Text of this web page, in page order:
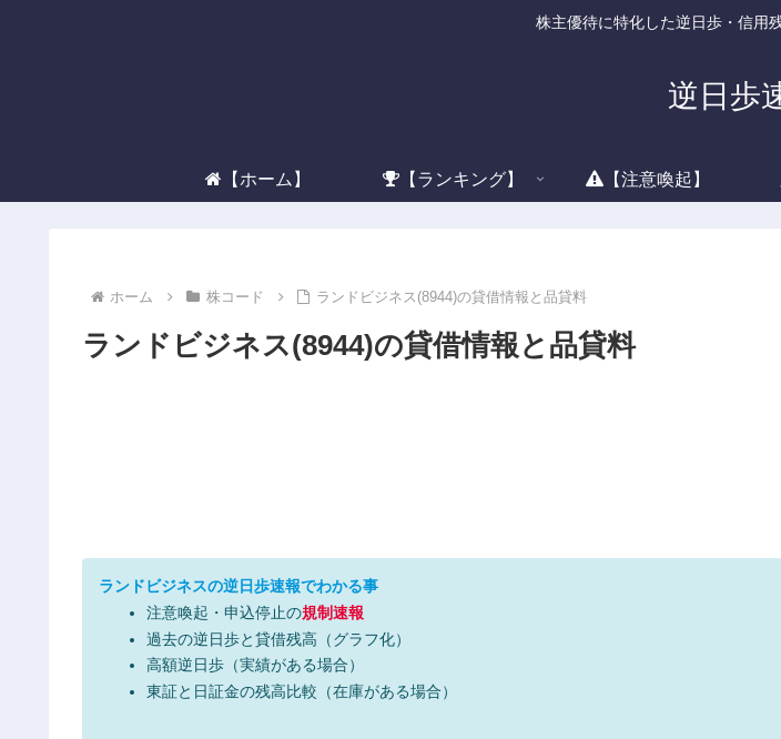
株主優待に特化した逆日歩・信用
逆日歩
【ホーム】 【ランキング】 【注意喚起】
ホーム 株コード ランドビジネス(8944)の貸借情報と品貸料
ランドビジネス(8944)の貸借情報と品貸料
ランドビジネスの逆日歩速報でわかる事
注意喚起・申込停止の規制速報
過去の逆日歩と貸借残高（グラフ化）
高額逆日歩（実績がある場合）
東証と日証金の残高比較（在庫がある場合）